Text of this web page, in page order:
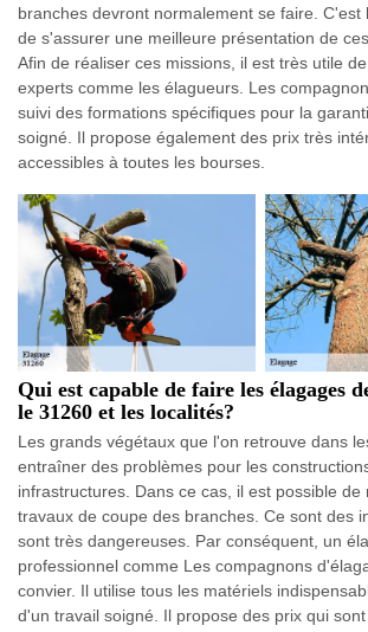
branches devront normalement se faire. C'est
de s'assurer une meilleure présentation de
Afin de réaliser ces missions, il est très utile
experts comme les élagueurs. Les
suivi des formations spécifiques pour la
soigné. Il propose également des prix très
accessibles à toutes les bourses.
Qui est capable de faire les élagages
le 31260 et les localités?
Les grands végétaux que l'on retrouve dans
entraîner des problèmes pour les
infrastructures. Dans ce cas, il est possible de
travaux de coupe des branches. Ce sont des
sont très dangereuses. Par conséquent, un
professionnel comme Les compagnons
convier. Il utilise tous les matériels
d'un travail soigné. Il propose des prix qui